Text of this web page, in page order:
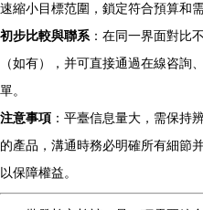
速縮小目標范圍，鎖定符合預算和需
初步比較與聯系 ：在同一界面對比
（如有），并可直接通過在線咨詢
單。
注意事項 ：平臺信息量大，需保持
的產品，溝通時務必明確所有細節
以保障權益。